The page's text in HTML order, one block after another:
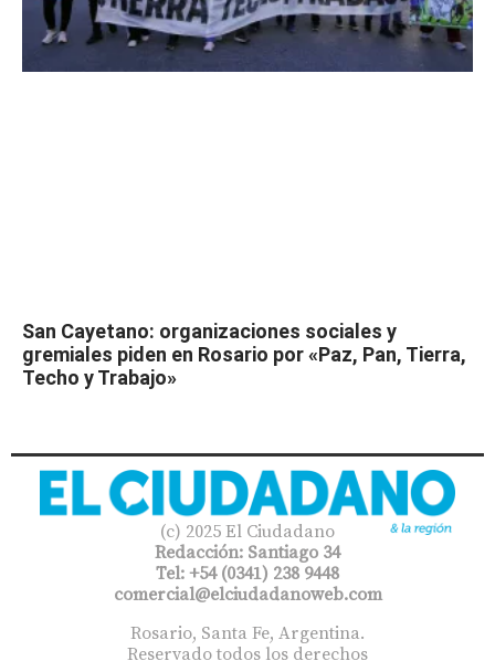
San Cayetano: organizaciones sociales y
gremiales piden en Rosario por «Paz, Pan, Tierra,
Techo y Trabajo»
(c) 2025 El Ciudadano
Redacción: Santiago 34
Tel: +54 (0341) 238 9448
comercial@elciudadanoweb.com​
Rosario, Santa Fe, Argentina.
Reservado todos los derechos